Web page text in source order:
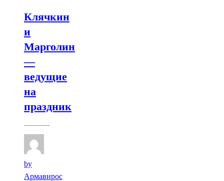
Клячкин
и
Марголин
—
ведущие
на
праздник
by
Армавирос